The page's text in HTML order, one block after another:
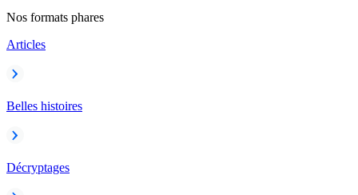
Nos formats phares
Articles
Belles histoires
Décryptages